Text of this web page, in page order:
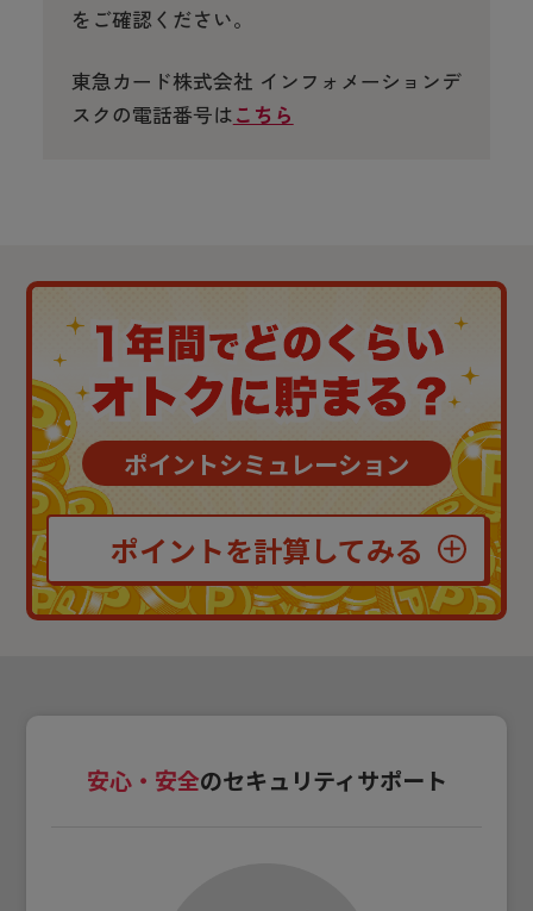
をご確認ください。
東急カード株式会社 インフォメーションデ
スクの電話番号はこちら
ポイントシミュレーション
ポイントを計算してみる
安心・安全のセキュリティサポート